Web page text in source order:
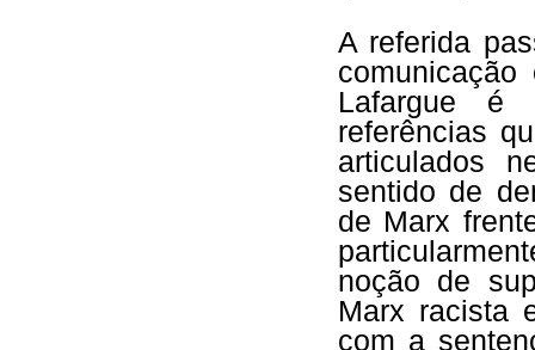
A referida
Lafargue é
referências
articulados
sentido de
de Marx
noção de
Marx racista
com a